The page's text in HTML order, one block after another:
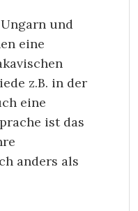
und
eine
z.B. in der
eine
ist das
anders als